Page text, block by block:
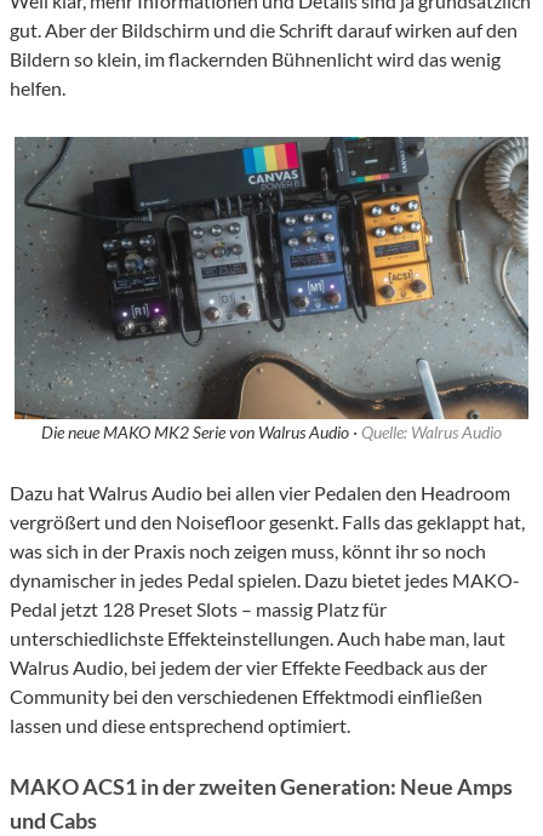
gut. Aber der Bildschirm und die Schrift darauf wirken auf den
Bildern so klein, im flackernden Bühnenlicht wird das wenig
helfen.
Die neue MAKO MK2 Serie von Walrus Audio · Quelle: Walrus Audio
Dazu hat Walrus Audio bei allen vier Pedalen den Headroom
vergrößert und den Noisefloor gesenkt. Falls das geklappt hat,
was sich in der Praxis noch zeigen muss, könnt ihr so noch
dynamischer in jedes Pedal spielen. Dazu bietet jedes MAKO-
Pedal jetzt 128 Preset Slots – massig Platz für
unterschiedlichste Effekteinstellungen. Auch habe man, laut
Walrus Audio, bei jedem der vier Effekte Feedback aus der
Community bei den verschiedenen Effektmodi einfließen
lassen und diese entsprechend optimiert.
MAKO ACS1 in der zweiten Generation: Neue Amps
und Cabs